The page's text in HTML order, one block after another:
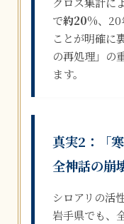
で約20%、20
ことが明確に
の再処理」の
ます。
真実2：「
全神話の崩
シロアリの活
岩手県でも、